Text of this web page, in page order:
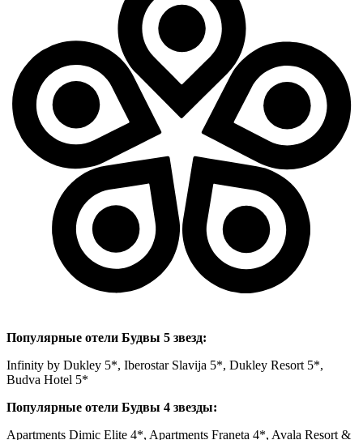
Популярные отели Будвы 5 звезд:
Infinity by Dukley 5*, Iberostar Slavija 5*, Dukley Resort 5*,
Budva Hotel 5*
Популярные отели Будвы 4 звезды:
Apartments Dimic Elite 4*, Apartments Franeta 4*, Avala Resort &